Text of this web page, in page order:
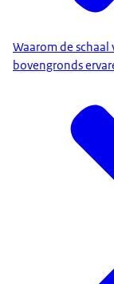
Waarom de
bovengronds